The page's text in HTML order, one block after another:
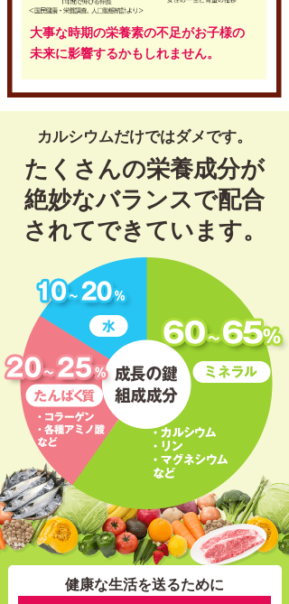
大事な時期の栄養素の不足がお子様の
未来に影響するかもしれません。
カルシウムだけではダメです。
たくさんの栄養成分が
絶妙なバランスで配合
されてできています。
健康な生活を送るために